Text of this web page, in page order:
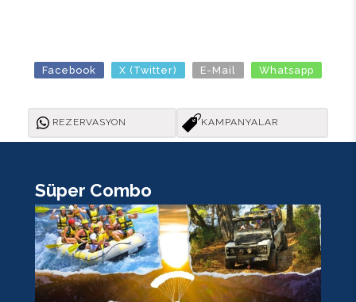
Facebook X (Twitter) E-Mail Whatsapp
REZERVASYON KAMPANYALAR
Süper Combo